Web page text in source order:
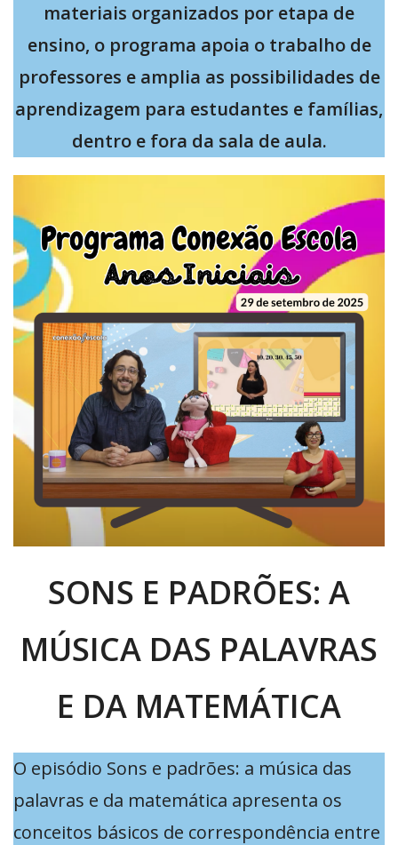
materiais organizados por etapa de
ensino, o programa apoia o trabalho de
professores e amplia as possibilidades de
aprendizagem para estudantes e famílias,
dentro e fora da sala de aula.
SONS E PADRÕES: A
MÚSICA DAS PALAVRAS
E DA MATEMÁTICA
O episódio Sons e padrões: a música das
palavras e da matemática apresenta os
conceitos básicos de correspondência entre